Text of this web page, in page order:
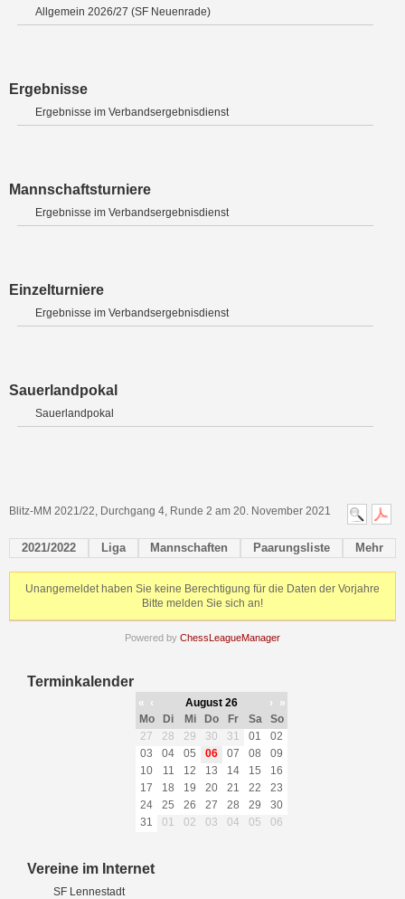
Allgemein 2026/27 (SF Neuenrade)
Ergebnisse
Ergebnisse im Verbandsergebnisdienst
Mannschaftsturniere
Ergebnisse im Verbandsergebnisdienst
Einzelturniere
Ergebnisse im Verbandsergebnisdienst
Sauerlandpokal
Sauerlandpokal
Blitz-MM 2021/22, Durchgang 4, Runde 2 am 20. November 2021
2021/2022 Liga Mannschaften Paarungsliste Mehr
Unangemeldet haben Sie keine Berechtigung für die Daten der Vorjahre
Bitte melden Sie sich an!
Powered by ChessLeagueManager
Terminkalender
« ‹ August 26 ›
»
Mo
Di Mi Do Fr Sa
So
27
28 29 30 31 01
02
03
04 05 06 07 08
09
10
11 12 13 14 15
16
17
18 19 20 21 22
23
24
25 26 27 28 29
30
31
01 02 03 04 05 06
Vereine im Internet
SF Lennestadt